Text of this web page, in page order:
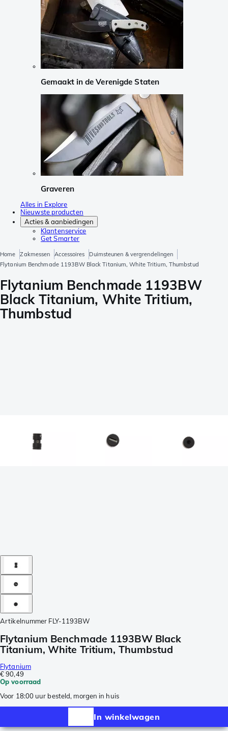
Gemaakt in de Verenigde Staten
Graveren
Alles in Explore
Nieuwste producten
Acties & aanbiedingen
Klantenservice
Get Smarter
Home Zakmessen Accessoires
Duimsteunen & vergrendelingen
Flytanium Benchmade 1193BW Black Titanium, White Tritium, Thumbstud
Flytanium Benchmade 1193BW
Black Titanium, White Tritium,
Thumbstud
Artikelnummer FLY-1193BW
Flytanium Benchmade 1193BW Black
Titanium, White Tritium, Thumbstud
Flytanium
€ 90,49
Op voorraad
Voor 18:00 uur besteld, morgen in huis
In winkelwagen